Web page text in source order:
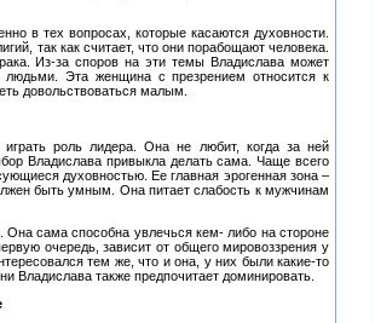
в тех вопросах, которые касаются духовности.
так как считает, что они порабощают человека.
Из-за споров на эти темы Владислава может
Эта женщина с презрением относится к
довольствоваться малым.
роль лидера. Она не любит, когда за ней
Владислава привыкла делать сама. Чаще всего
духовностью. Ее главная эрогенная зона –
быть умным. Она питает слабость к мужчинам
сама способна увлечься кем- либо на стороне
очередь, зависит от общего мировоззрения у
тем же, что и она, у них были какие-то
Владислава также предпочитает доминировать.